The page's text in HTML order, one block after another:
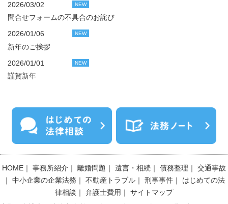
2026/03/02 NEW
問合せフォームの不具合のお詫び
2026/01/06 NEW
新年のご挨拶
2026/01/01 NEW
謹賀新年
HOME 事務所紹介 離婚問題 遺言・相続 債務整理
交通事故
中小企業の企業法務 不動産トラブル 刑事事件
はじめての法
律相談
弁護士費用
サイトマップ